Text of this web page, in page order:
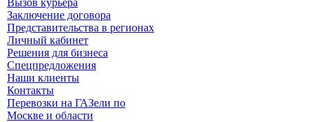
Вызов курьера
Заключение договора
Представительства в регионах
Личный кабинет
Решения для бизнеса
Спецпредложения
Наши клиенты
Контакты
Перевозки на ГАЗели по
Москве и области